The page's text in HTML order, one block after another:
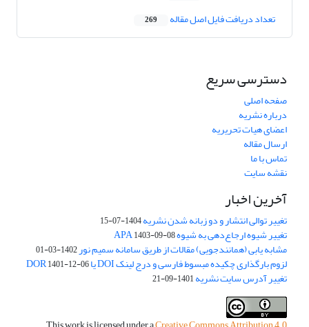
تعداد دریافت فایل اصل مقاله 269
دسترسی سریع
صفحه اصلی
درباره نشریه
اعضای هیات تحریریه
ارسال مقاله
تماس با ما
نقشه سایت
آخرین اخبار
تغییر توالی انتشار و دو زبانه شدن نشریه1404-07-15
تغییر شیوه ارجاع‌دهی به شیوه APA1403-09-08
مشابه یابی (همانندجویی) مقالات از طریق سامانه سمیم نور1402-03-01
لزوم بارگذاری چکیده مبسوط فارسی و درج لینک DOI یا DOR 1401-12-06
تغییر آدرس سایت نشریه1401-09-21